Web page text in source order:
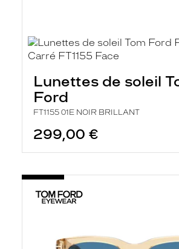
Lunettes de soleil
Ford
FT1155 01E NOIR BRILLANT
299,00 €